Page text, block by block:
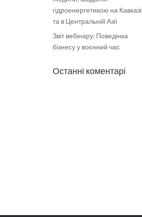
гідроенергетикою на Кавказі
та в Центральній Азії
Звіт вебінару: Поведінка
бізнесу у воєнний час
Останні коментарі